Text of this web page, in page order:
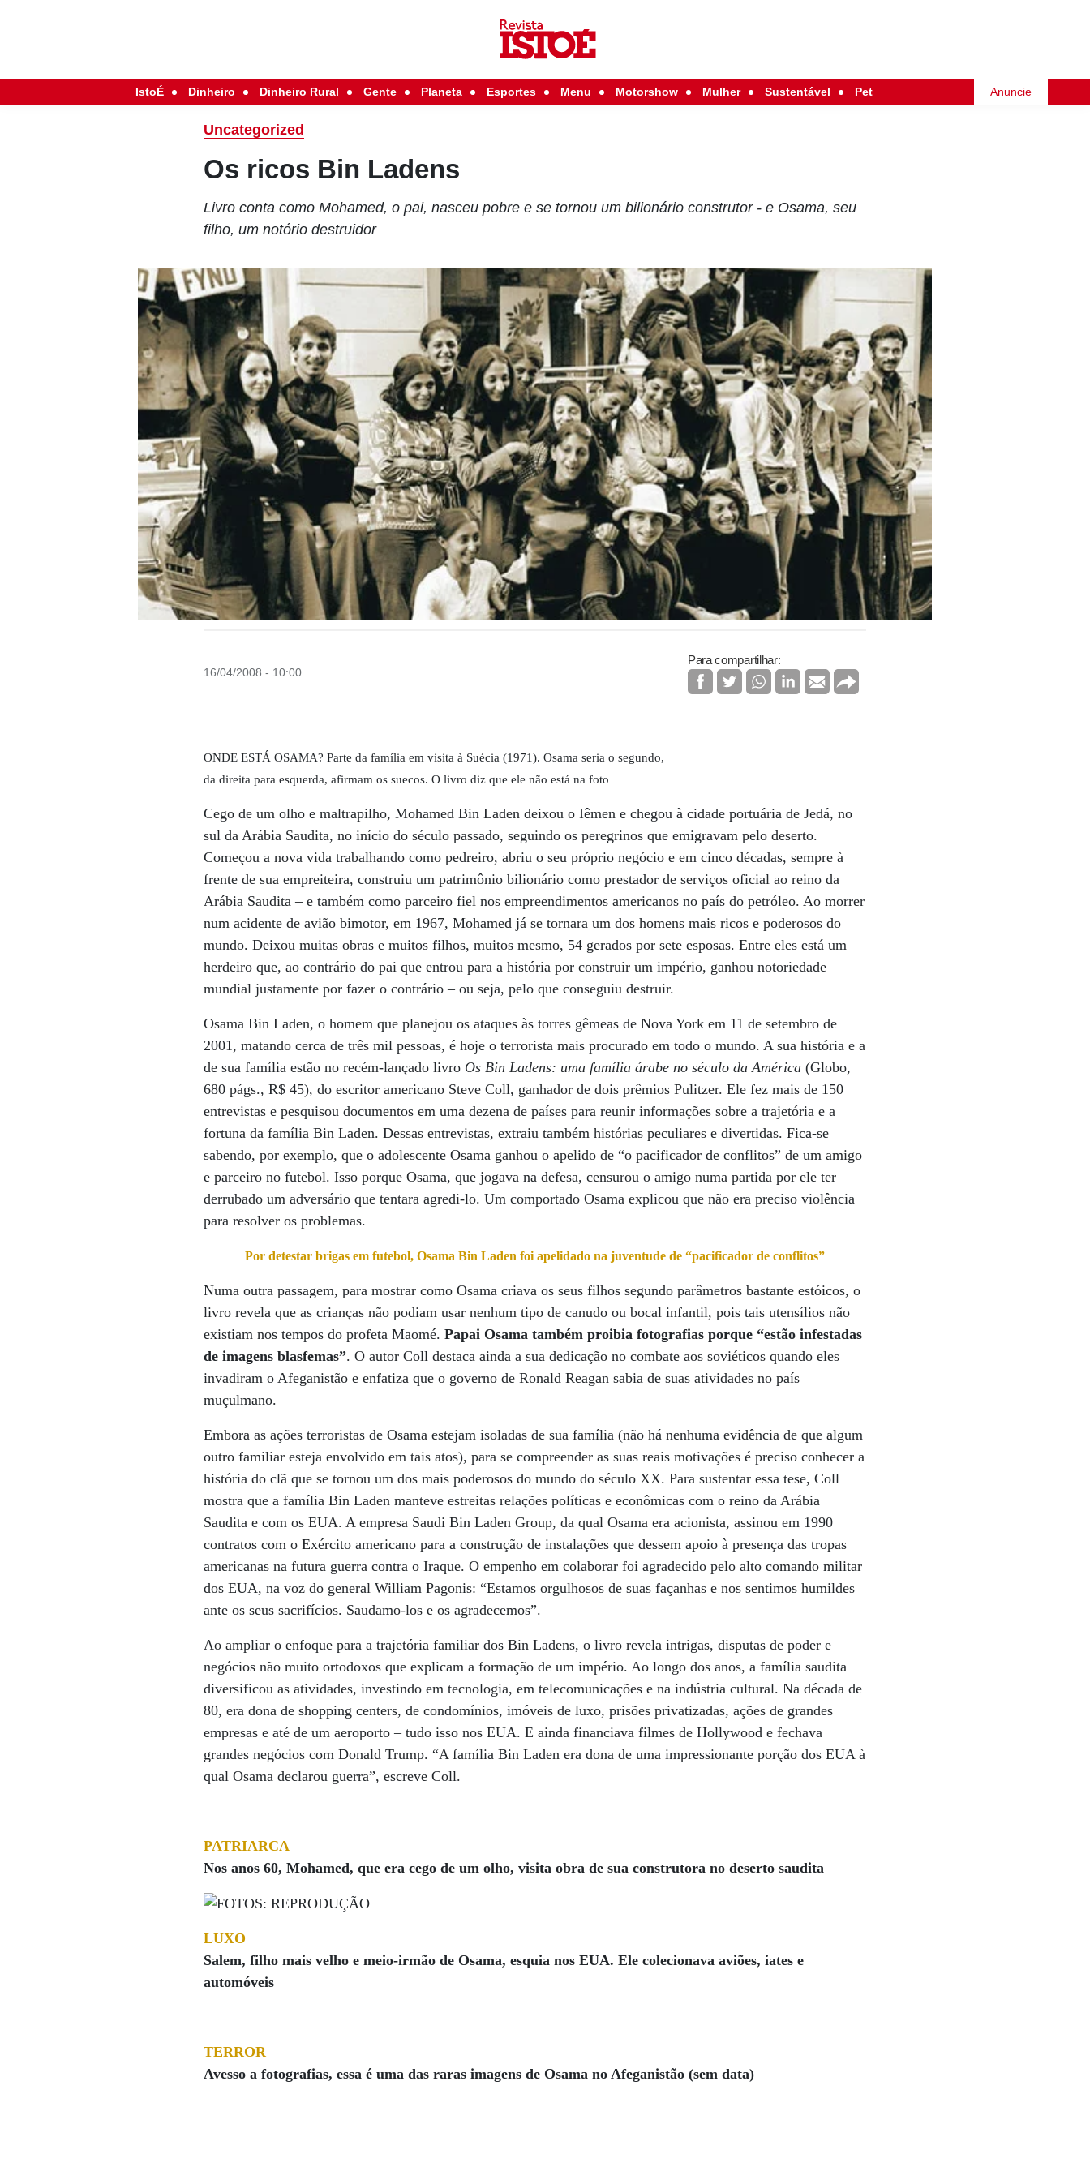
IstoÉ Dinheiro Dinheiro Rural Gente Planeta Esportes Menu Motorshow Mulher Sustentável Pet Anuncie
Uncategorized
Os ricos Bin Ladens
Livro conta como Mohamed, o pai, nasceu pobre e se tornou um bilionário construtor - e Osama, seu
filho, um notório destruidor
16/04/2008 - 10:00
Para compartilhar:
ONDE ESTÁ OSAMA? Parte da família em visita à Suécia (1971). Osama seria o segundo,
da direita para esquerda, afirmam os suecos. O livro diz que ele não está na foto
Cego de um olho e maltrapilho, Mohamed Bin Laden deixou o Iêmen e chegou à cidade portuária de Jedá, no
sul da Arábia Saudita, no início do século passado, seguindo os peregrinos que emigravam pelo deserto.
Começou a nova vida trabalhando como pedreiro, abriu o seu próprio negócio e em cinco décadas, sempre à
frente de sua empreiteira, construiu um patrimônio bilionário como prestador de serviços oficial ao reino da
Arábia Saudita – e também como parceiro fiel nos empreendimentos americanos no país do petróleo. Ao morrer
num acidente de avião bimotor, em 1967, Mohamed já se tornara um dos homens mais ricos e poderosos do
mundo. Deixou muitas obras e muitos filhos, muitos mesmo, 54 gerados por sete esposas. Entre eles está um
herdeiro que, ao contrário do pai que entrou para a história por construir um império, ganhou notoriedade
mundial justamente por fazer o contrário – ou seja, pelo que conseguiu destruir.
Osama Bin Laden, o homem que planejou os ataques às torres gêmeas de Nova York em 11 de setembro de
2001, matando cerca de três mil pessoas, é hoje o terrorista mais procurado em todo o mundo. A sua história e a
de sua família estão no recém-lançado livro Os Bin Ladens: uma família árabe no século da América(Globo,
680 págs., R$ 45), do escritor americano Steve Coll, ganhador de dois prêmios Pulitzer. Ele fez mais de 150
entrevistas e pesquisou documentos em uma dezena de países para reunir informações sobre a trajetória e a
fortuna da família Bin Laden. Dessas entrevistas, extraiu também histórias peculiares e divertidas. Fica-se
sabendo, por exemplo, que o adolescente Osama ganhou o apelido de “o pacificador de conflitos” de um amigo
e parceiro no futebol. Isso porque Osama, que jogava na defesa, censurou o amigo numa partida por ele ter
derrubado um adversário que tentara agredi-lo. Um comportado Osama explicou que não era preciso violência
para resolver os problemas.
Por detestar brigas em futebol, Osama Bin Laden foi apelidado na juventude de “pacificador de conflitos”
Numa outra passagem, para mostrar como Osama criava os seus filhos segundo parâmetros bastante estóicos, o
livro revela que as crianças não podiam usar nenhum tipo de canudo ou bocal infantil, pois tais utensílios não
existiam nos tempos do profeta Maomé.Papai Osama também proibia fotografias porque “estão infestadas
de imagens blasfemas”. O autor Coll destaca ainda a sua dedicação no combate aos soviéticos quando eles
invadiram o Afeganistão e enfatiza que o governo de Ronald Reagan sabia de suas atividades no país
muçulmano.
Embora as ações terroristas de Osama estejam isoladas de sua família (não há nenhuma evidência de que algum
outro familiar esteja envolvido em tais atos), para se compreender as suas reais motivações é preciso conhecer a
história do clã que se tornou um dos mais poderosos do mundo do século XX. Para sustentar essa tese, Coll
mostra que a família Bin Laden manteve estreitas relações políticas e econômicas com o reino da Arábia
Saudita e com os EUA. A empresa Saudi Bin Laden Group, da qual Osama era acionista, assinou em 1990
contratos com o Exército americano para a construção de instalações que dessem apoio à presença das tropas
americanas na futura guerra contra o Iraque. O empenho em colaborar foi agradecido pelo alto comando militar
dos EUA, na voz do general William Pagonis: “Estamos orgulhosos de suas façanhas e nos sentimos humildes
ante os seus sacrifícios. Saudamo-los e os agradecemos”.
Ao ampliar o enfoque para a trajetória familiar dos Bin Ladens, o livro revela intrigas, disputas de poder e
negócios não muito ortodoxos que explicam a formação de um império. Ao longo dos anos, a família saudita
diversificou as atividades, investindo em tecnologia, em telecomunicações e na indústria cultural. Na década de
80, era dona de shopping centers, de condomínios, imóveis de luxo, prisões privatizadas, ações de grandes
empresas e até de um aeroporto – tudo isso nos EUA. E ainda financiava filmes de Hollywood e fechava
grandes negócios com Donald Trump. “A família Bin Laden era dona de uma impressionante porção dos EUA à
qual Osama declarou guerra”, escreve Coll.
PATRIARCA
Nos anos 60, Mohamed, que era cego de um olho, visita obra de sua construtora no deserto saudita
LUXO
Salem, filho mais velho e meio-irmão de Osama, esquia nos EUA. Ele colecionava aviões, iates e
automóveis
TERROR
Avesso a fotografias, essa é uma das raras imagens de Osama no Afeganistão (sem data)